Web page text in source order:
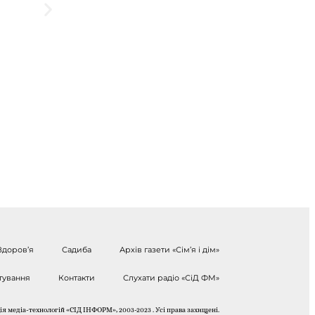
Садиба Архів газети «Сім’я і дім»
Контакти Слухати радіо «СіД ФМ»
медіа-технологій «СІД ІНФОРМ», 2003-2023 . Усі права захищені.